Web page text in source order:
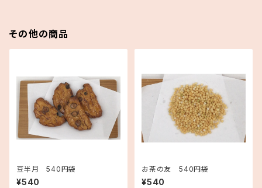
その他の商品
豆半月 540円袋
¥540
お茶の友 540円袋
¥540